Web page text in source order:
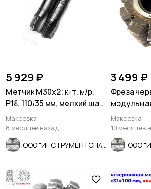
5 929 ₽
Метчик М30х2; к-т, м/р,
Р18, 110/35 мм, мелкий шаг,
шлиф, в/зав, СССР
Макеевка
8 месяцев назад
3 499 ₽
Фреза
гр, класс
Макеевка
10 месяцев